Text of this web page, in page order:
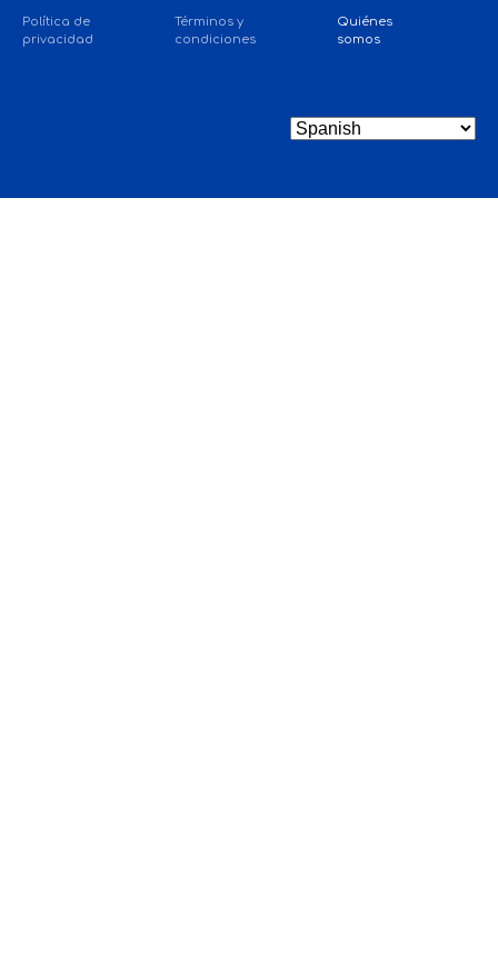
Política de
privacidad
Términos y
condiciones
Quiénes
somos